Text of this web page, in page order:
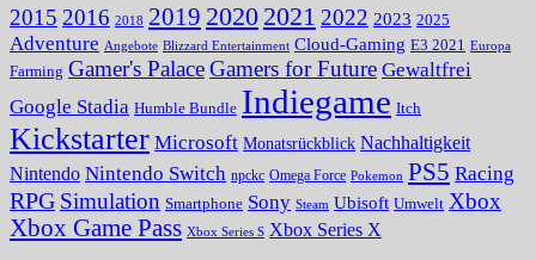
2015 2016 2018 2019 2020 2021 2022 2023 2025
Adventure Angebote Blizzard Entertainment Cloud-Gaming E3 2021 Europa
Farming Gamer's PalaceGamers for Future Gewaltfrei
Google Stadia Humble Bundle Indiegame Itch
Kickstarter Microsoft Monatsrückblick Nachhaltigkeit
Nintendo Nintendo Switch npckc Omega Force Pokemon PS5 Racing
RPG Simulation Smartphone Sony Steam Ubisoft Umwelt Xbox
Xbox Game Pass Xbox Series S Xbox Series X